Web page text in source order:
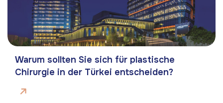
Warum sollten Sie sich für plastische
Chirurgie in der Türkei entscheiden?